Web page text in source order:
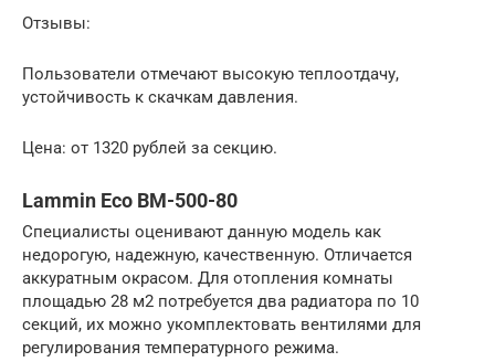
Отзывы:
Пользователи отмечают высокую теплоотдачу,
устойчивость к скачкам давления.
Цена: от 1320 рублей за секцию.
Lammin Eco BM-500-80
Специалисты оценивают данную модель как
недорогую, надежную, качественную. Отличается
аккуратным окрасом. Для отопления комнаты
площадью 28 м2 потребуется два радиатора по 10
секций, их можно укомплектовать вентилями для
регулирования температурного режима.